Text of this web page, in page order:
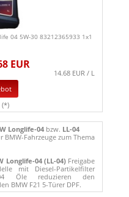
04 5W-30 83212365933 1x1
EUR
14.68 EUR / L
(*)
Longlife-04 bzw. LL-04
Fahrzeuge zum Thema
Longlife-04 (LL-04)Freigabe
mit Diesel-Partikelfilter
04 Öle reduzieren den
BMW F21 5-Türer DPF.